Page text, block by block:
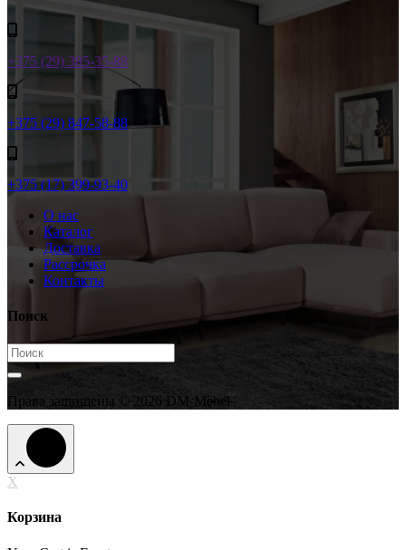
+375 (29) 385-35-88
+375 (29) 847-58-88
+375 (17) 399-93-40
О нас
Каталог
Доставка
Рассрочка
Контакты
Поиск
Права защищены © 2026 DM-Mebel
X
Корзина